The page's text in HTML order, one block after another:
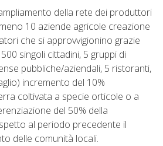
della rete dei produttori
10 aziende agricole creazione
che si approvvigionino grazie
singoli cittadini, 5 gruppi di
pubbliche/aziendali, 5 ristoranti,
incremento del 10%
coltivata a specie orticole o a
del 50% della
al periodo precedente il
delle comunità locali.